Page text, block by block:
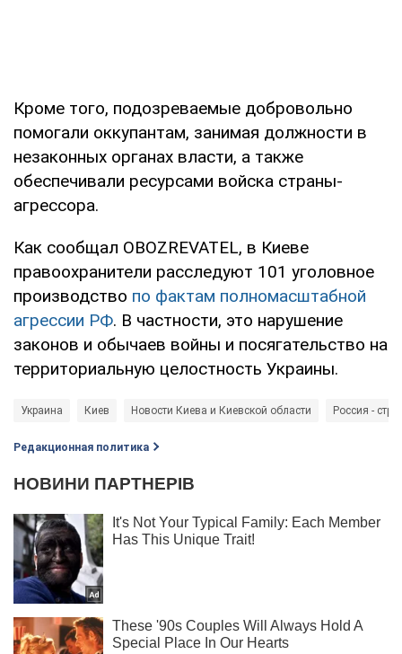
Кроме того, подозреваемые добровольно
помогали оккупантам, занимая должности в
незаконных органах власти, а также
обеспечивали ресурсами войска страны-
агрессора.
Как сообщал OBOZREVATEL, в Киеве
правоохранители расследуют 101 уголовное
производство по фактам полномасштабной
агрессии РФ. В частности, это нарушение
законов и обычаев войны и посягательство на
территориальную целостность Украины.
Украина Киев Новости Киева и Киевской области Россия -
Редакционная политика